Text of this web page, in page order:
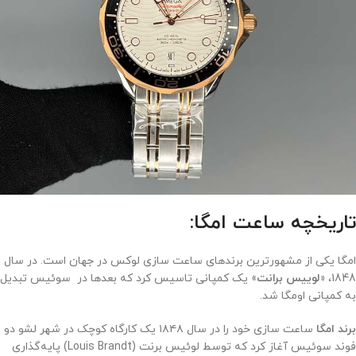
تاریخچه ساعت امگا:
امگا یکی از مشهورترین برندهای ساعت سازی لوکس در جهان است. در سال
1848، «لوییس برانت» یک کمپانی تاسیس کرد که بعدها در سوئیس تبدیل
به کمپانی اومگا شد.
برند امگا
ساعت‌ سازی خود را در سال ۱۸۴۸ یک کارگاه کوچک در شهر لشو دو
فوند سوئیس آغاز کرد که توسط لوئیس برنت (Louis Brandt) پایه‌گذاری